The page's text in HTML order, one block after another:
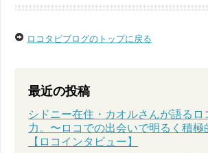
ロコタビブログのトップに戻る
最近の投稿
シドニー在住・カオルさんが語る
力。〜ロコでの出会いで明るく積極
【ロコインタビュー】